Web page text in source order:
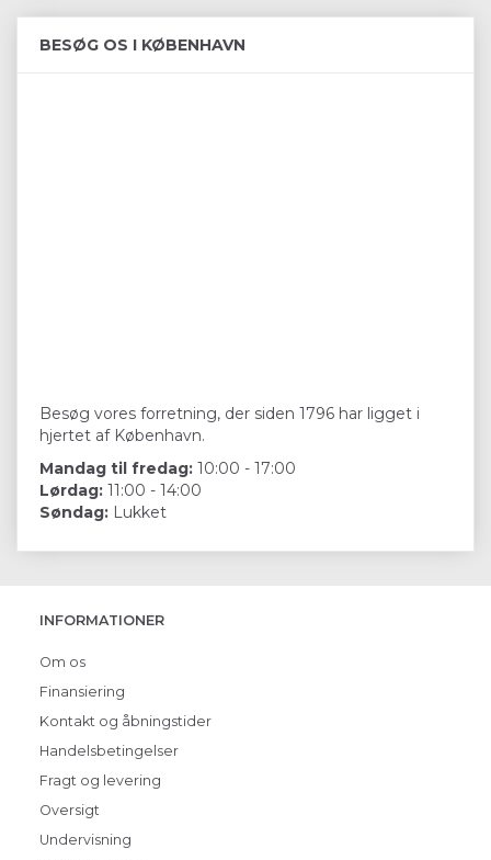
BESØG OS I KØBENHAVN
Besøg vores forretning, der siden 1796 har ligget i
hjertet af København.
Mandag til fredag: 10:00 - 17:00
Lørdag: 11:00 - 14:00
Søndag: Lukket
INFORMATIONER
Om os
Finansiering
Kontakt og åbningstider
Handelsbetingelser
Fragt og levering
Oversigt
Undervisning